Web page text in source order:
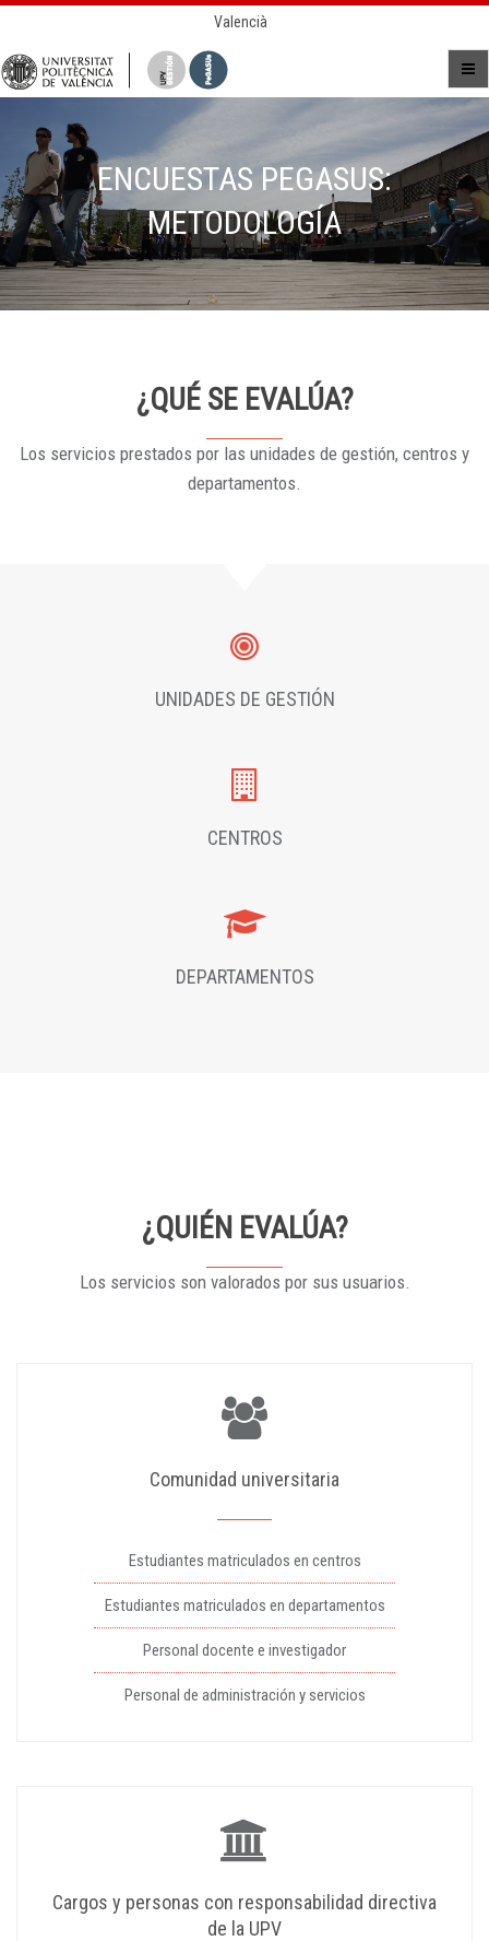
Valencià
ENCUESTAS PEGASUS:
METODOLOGÍA
¿QUÉ SE EVALÚA?
Los servicios prestados por las unidades de gestión, centros y
departamentos.
UNIDADES DE GESTIÓN
CENTROS
DEPARTAMENTOS
¿QUIÉN EVALÚA?
Los servicios son valorados por sus usuarios.
Comunidad universitaria
Estudiantes matriculados en centros
Estudiantes matriculados en departamentos
Personal docente e investigador
Personal de administración y servicios
Cargos y personas con responsabilidad directiva
de la UPV